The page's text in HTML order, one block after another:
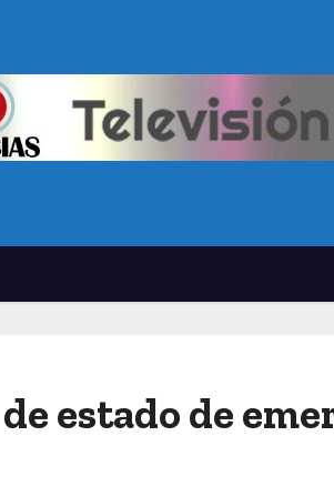
estado de